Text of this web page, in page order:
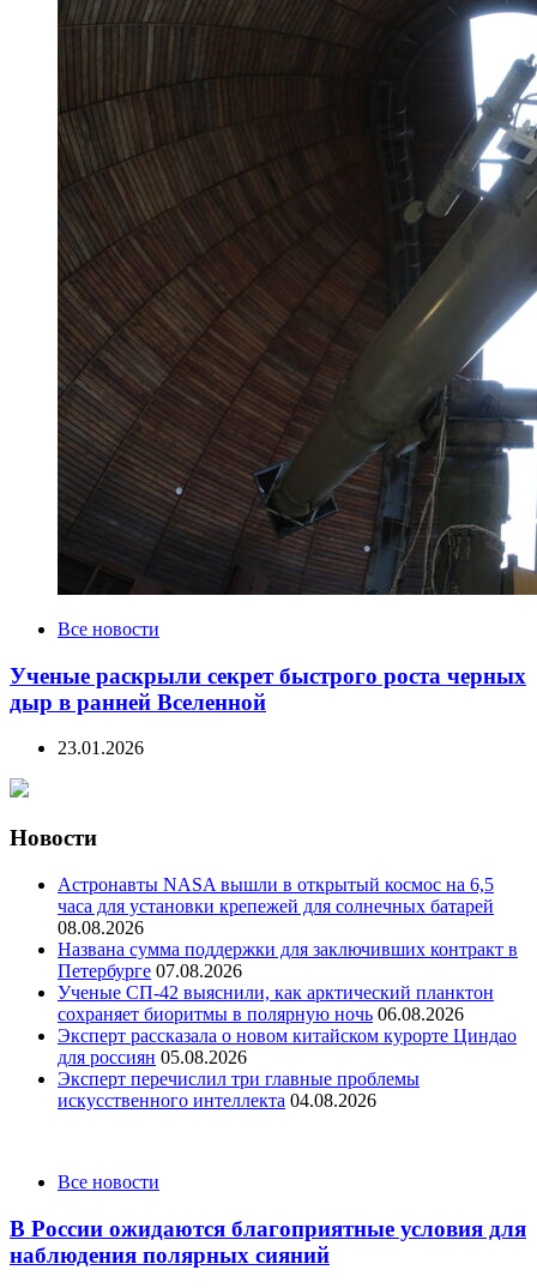
Все новости
Ученые раскрыли секрет быстрого роста черных
дыр в ранней Вселенной
23.01.2026
Новости
Астронавты NASA вышли в открытый космос на 6,5
часа для установки крепежей для солнечных батарей
08.08.2026
Названа сумма поддержки для заключивших контракт в
Петербурге 07.08.2026
Ученые СП-42 выяснили, как арктический планктон
сохраняет биоритмы в полярную ночь 06.08.2026
Эксперт рассказала о новом китайском курорте Циндао
для россиян 05.08.2026
Эксперт перечислил три главные проблемы
искусственного интеллекта 04.08.2026
CategoriesВсе новости
В России ожидаются благоприятные условия для
наблюдения полярных сияний